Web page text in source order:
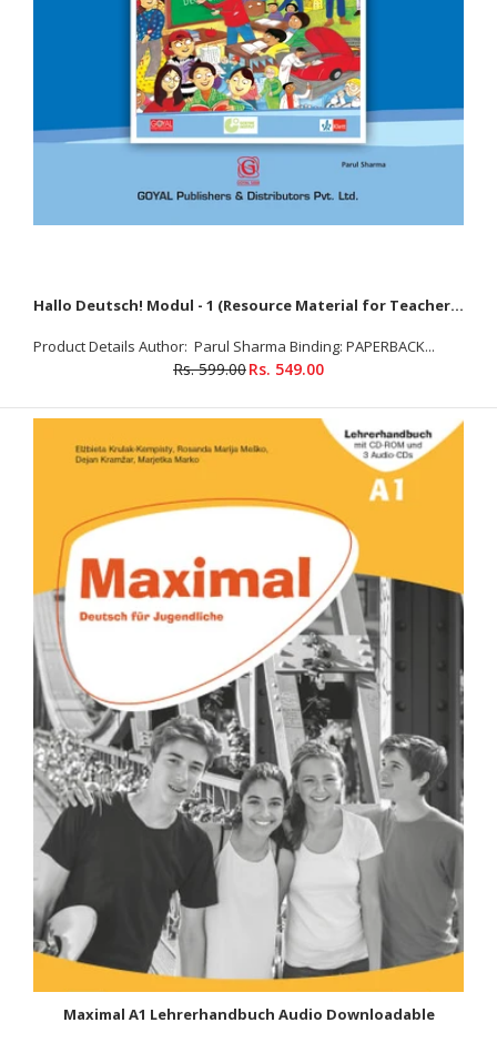
Hallo Deutsch! Modul - 1 (Resource Material for Teachers Modul)
Product Details Author: Parul Sharma Binding: PAPERBACK ISBN-
10: 818307720X ISBN-13: 9788183077200 Language: German
Publisher: Goyal Publisher Publishing Date: 01-01-2015
Subject: German Weight : 500g
Hallo Deutsch! Modul - 1 (Resource Material for Teachers Modul)
Product Details Author: Parul Sharma Binding: PAPERBACK...
Rs. 599.00Rs. 549.00
Maximal A1 Lehrerhandbuch Audio Downloadable